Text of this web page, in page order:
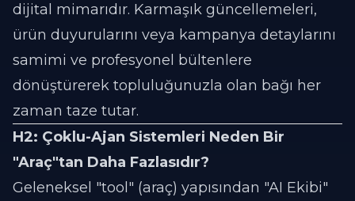
dijital mimarıdır. Karmaşık güncellemeleri,
ürün duyurularını veya kampanya detaylarını
samimi ve profesyonel bültenlere
dönüştürerek topluluğunuzla olan bağı her
zaman taze tutar.
H2: Çoklu-Ajan Sistemleri Neden Bir
"Araç"tan Daha Fazlasıdır?
Geleneksel "tool" (araç) yapısından "AI Ekibi"